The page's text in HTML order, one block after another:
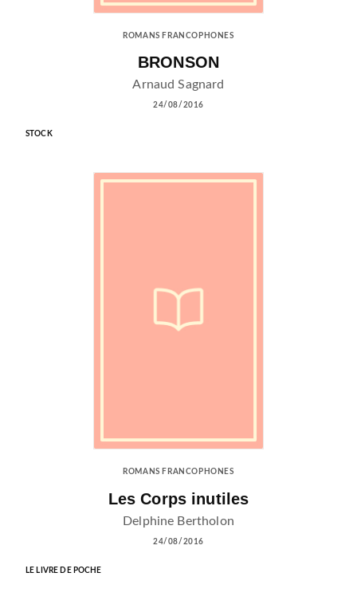
ROMANS FRANCOPHONES
BRONSON
Arnaud Sagnard
24/08/2016
STOCK
ROMANS FRANCOPHONES
Les Corps inutiles
Delphine Bertholon
24/08/2016
LE LIVRE DE POCHE